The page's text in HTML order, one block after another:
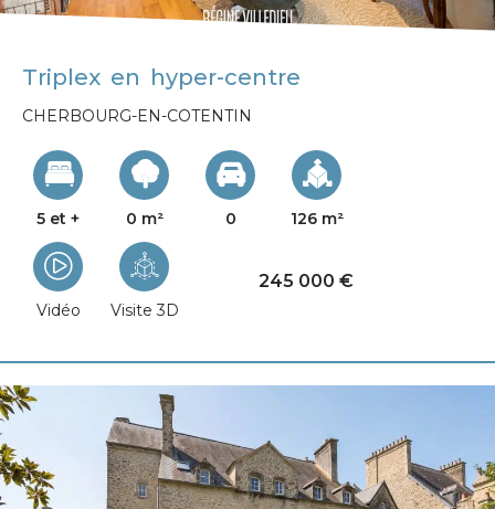
Triplex en hyper-centre
CHERBOURG-EN-COTENTIN
5 et + 0 m² 0 126 m²
Vidéo Visite 3D
245 000 €